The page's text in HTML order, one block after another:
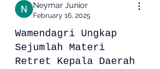
Neymar Junior
February 16, 2025
Wamendagri Ungkap
Sejumlah Materi
Retret Kepala Daerah